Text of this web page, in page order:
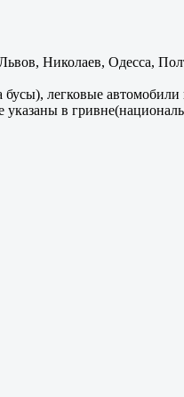
Николаев, Одесса,
бусы), легковые
указаны в